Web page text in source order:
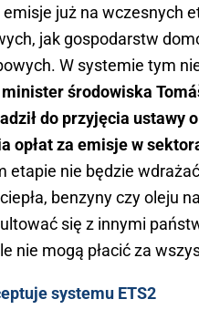
już na wczesnych
jak gospodarstw
W systemie tym
minister środowiska
do przyjęcia
opłat za emisje w
etapie nie będzie
benzyny czy oleju
się z innymi
nie mogą płacić za
systemu ETS2